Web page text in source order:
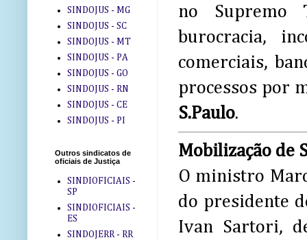
no Supremo
burocracia,
comerciais,
processos por
S.Paulo.
Mobilização de
O ministro
do presidente
Ivan Sartori,
SINDOJUS - MG
SINDOJUS - SC
SINDOJUS - MT
SINDOJUS - PA
SINDOJUS - GO
SINDOJUS - RN
SINDOJUS - CE
SINDOJUS - PI
Outros sindicatos de
oficiais de Justiça
SINDIOFICIAIS -
SP
SINDIOFICIAIS -
ES
SINDOJERR - RR